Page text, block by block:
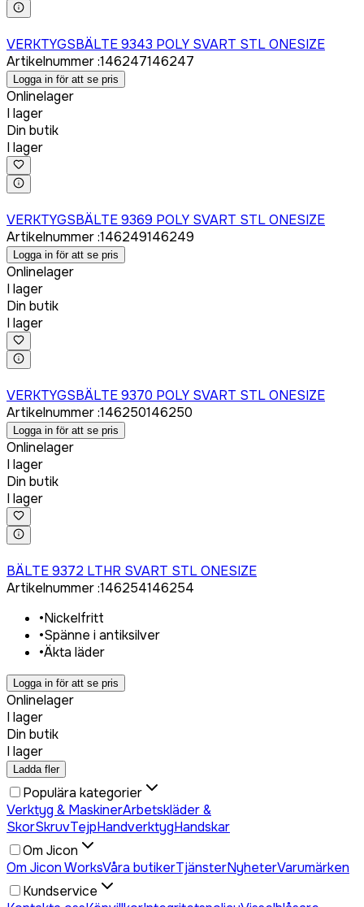
VERKTYGSBÄLTE 9343 POLY SVART STL ONESIZE
Artikelnummer:146247146247
Logga in för att se pris
Onlinelager
I lager
Din butik
I lager
VERKTYGSBÄLTE 9369 POLY SVART STL ONESIZE
Artikelnummer:146249146249
Logga in för att se pris
Onlinelager
I lager
Din butik
I lager
VERKTYGSBÄLTE 9370 POLY SVART STL ONESIZE
Artikelnummer:146250146250
Logga in för att se pris
Onlinelager
I lager
Din butik
I lager
BÄLTE 9372 LTHR SVART STL ONESIZE
Artikelnummer:146254146254
•Nickelfritt
•Spänne i antiksilver
•Äkta läder
Logga in för att se pris
Onlinelager
I lager
Din butik
I lager
Ladda fler
Populära kategorier
Verktyg & MaskinerArbetskläder &
SkorSkruvTejpHandverktygHandskar
Om Jicon
Om Jicon WorksVåra butikerTjänsterNyheterVarumärken
Kundservice